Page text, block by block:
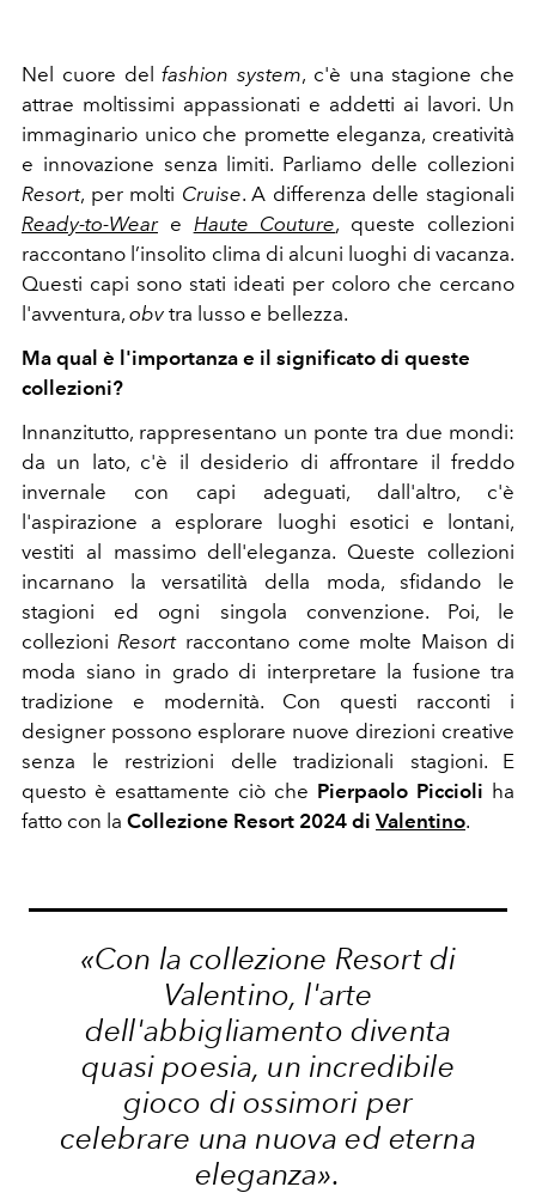
Nel cuore delfashion system, c'è una stagione che
attrae moltissimi appassionati e addetti ai lavori. Un
immaginario unico che promette eleganza, creatività
e innovazione senza limiti. Parliamo delle collezioni
Resort, per molti Cruise. A differenza delle stagionali
Ready-to-Weare Haute Couture, queste collezioni
raccontano l’insolito clima di alcuni luoghi di vacanza.
Questi capi sono stati ideati per coloro che cercano
l'avventura, obv tra lusso e bellezza.
Ma qual è l'importanza e il significato di queste
collezioni?
Innanzitutto, rappresentano un ponte tra due mondi:
da un lato, c'è il desiderio di affrontare il freddo
invernale con capi adeguati, dall'altro, c'è
l'aspirazione a esplorare luoghi esotici e lontani,
vestiti al massimo dell'eleganza. Queste collezioni
incarnano la versatilità della moda, sfidando le
stagioni ed ogni singola convenzione. Poi, le
collezioni Resortraccontano come molte Maison di
moda siano in grado di interpretare la fusione tra
tradizione e modernità. Con questi racconti i
designer possono esplorare nuove direzioni creative
senza le restrizioni delle tradizionali stagioni. E
questo è esattamente ciò che Pierpaolo Piccioli ha
fatto con la Collezione Resort 2024 di Valentino.
«Con la collezione Resort di
Valentino, l'arte
dell'abbigliamento diventa
quasi poesia, un incredibile
gioco di ossimori per
celebrare una nuova ed eterna
eleganza».